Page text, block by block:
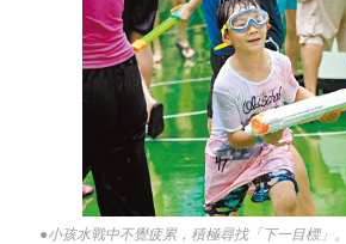
●小孩水戰中不覺疲累，積極尋找「下一目標」